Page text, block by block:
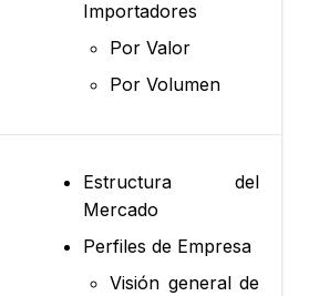
Importadores
Por Valor
Por Volumen
Estructura del
Mercado
Perfiles de Empresa
Visión general de